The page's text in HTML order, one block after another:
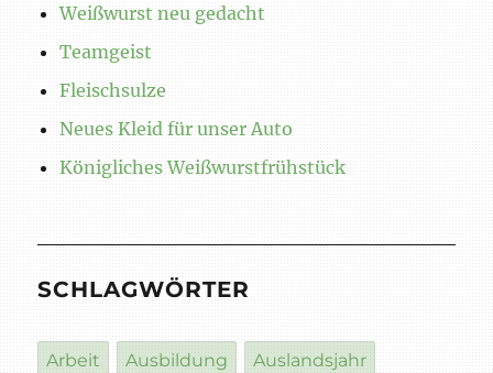
Weißwurst neu gedacht
Teamgeist
Fleischsulze
Neues Kleid für unser Auto
Königliches Weißwurstfrühstück
SCHLAGWÖRTER
Arbeit Ausbildung Auslandsjahr